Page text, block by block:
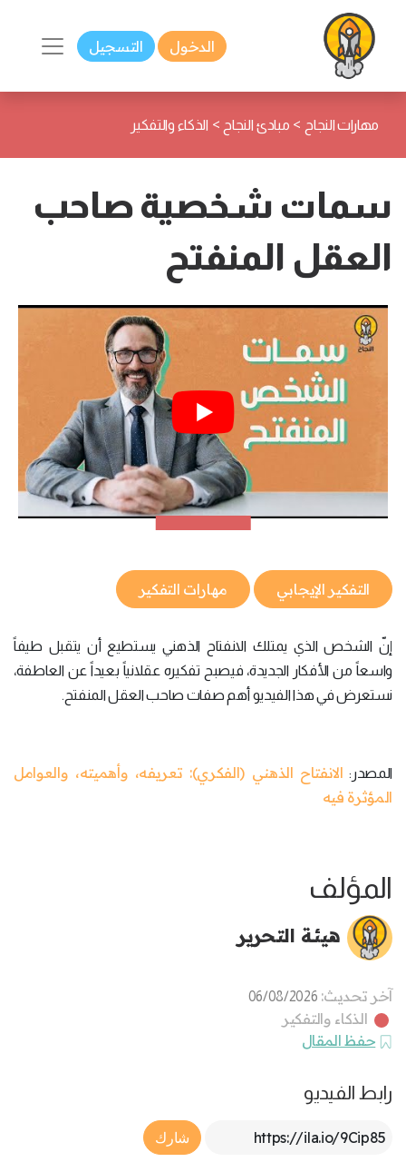
الدخول التسجيل
مهارات النجاح > مبادئ النجاح > الذكاء والتفكير
سمات شخصية صاحب
العقل المنفتح
التفكير الإيجابي مهارات التفكير
إنّ الشخص الذي يمتلك الانفتاح الذهني يستطيع أن يتقبل طيفاً
واسعاً من الأفكار الجديدة، فيصبح تفكيره عقلانياً بعيداً عن العاطفة،
نستعرض في هذا الفيديو أهم صفات صاحب العقل المنفتح.
المصدر: الانفتاح الذهني (الفكري): تعريفه، وأهميته، والعوامل
المؤثرة فيه
المؤلف
هيئة التحرير
آخر تحديث: 06/08/2026
الذكاء والتفكير
حفظ المقال
رابط الفيديو
Article Link
شارك